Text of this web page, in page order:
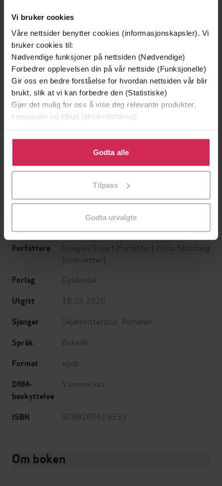
Vi bruker cookies
Våre nettsider benytter cookies (informasjonskapsler). Vi
bruker cookies til:
Nødvendige funksjoner på nettsiden (Nødvendige)
Forbedrer opplevelsen din på vår nettside (Funksjonelle)
Gir oss en bedre forståelse for hvordan nettsiden vår blir
brukt, slik at vi kan forbedre den (Statistiske)
Gjør det mulig for oss å vise deg relevante produkter,
kampanjer og tilbud (Markedsføring)
Klikk på «Godta alle» for å gi oss ditt samtykke til å
bruke cookies for alle disse formålene. Du kan også
tilpasse ditt samtykke til spesifikke formål ved å klikke
Godta alle
Tilpass
Godta utvalgte
Vinner av Rivertonprisen
Minnesota
Utskudd
Forfattere Douglas Stuart (forfatter), Hilde Stubhaug
(oversetter)
Forlag Gyldendal
Utgitt 18.05.2026
Sjanger Skjønnlitteratur Romaner
Språk Bokmål
Format epub
DRM-
beskyttelse
Vannmerket
ISBN 9788205619333
Om boken